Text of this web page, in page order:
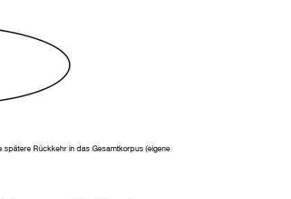
Rückkehr in das Gesamtkorpus (eigene